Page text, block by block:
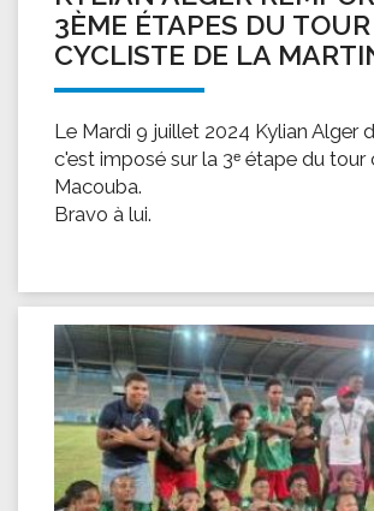
3ÈME ÉTAPES DU TOUR
CYCLISTE DE LA
Le Mardi 9 juillet 2024 Kylian Alger
c'est imposé sur la 3ᵉ étape du tour
Macouba.
Bravo à lui.